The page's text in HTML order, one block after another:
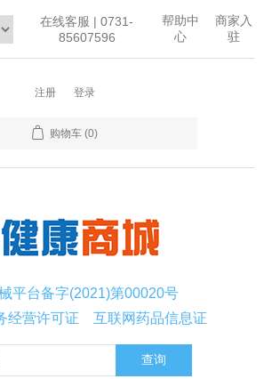
在线客服 | 0731-
85607596
帮助中
心
商家入
驻
注册 登录
购物车 (0)
平台备字(2021)第00020号
经营许可证
互联网药品信息证